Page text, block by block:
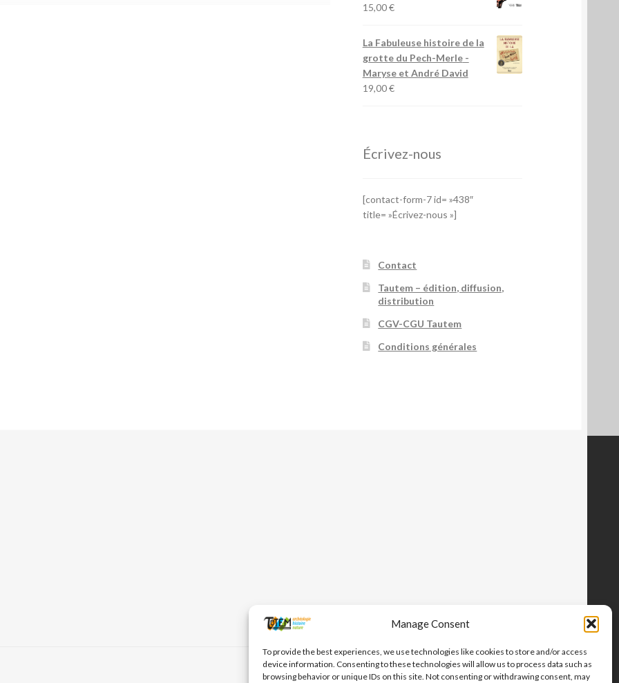
Manage Consent
To provide the best experiences, we use technologies like cookies to store and/or access
device information. Consenting to these technologies will allow us to process data such as
browsing behavior or unique IDs on this site. Not consenting or withdrawing consent, may
15,00€
La Fabuleuse histoire de la
grotte du Pech-Merle-
Maryse et André David
19,00€
Écrivez-nous
[contact-form-7 id= »438″
title= »Écrivez-nous »]
Contact
Tautem – édition, diffusion,
distribution
CGV-CGU Tautem
Conditions générales